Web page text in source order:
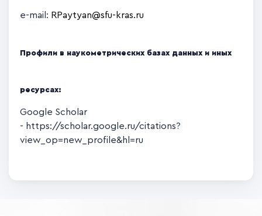
e-mail: RPaytyan@sfu-kras.ru
Профили в наукометрических базах данных и иных
ресурсах:
Google Scholar
- https://scholar.google.ru/citations?
view_op=new_profile&hl=ru